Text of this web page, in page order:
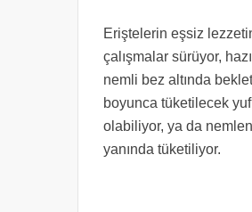
Eriştelerin eşsiz
çalışmalar sürüyor,
nemli bez altında
boyunca tüketilecek
olabiliyor, ya da
yanında tüketiliyor.